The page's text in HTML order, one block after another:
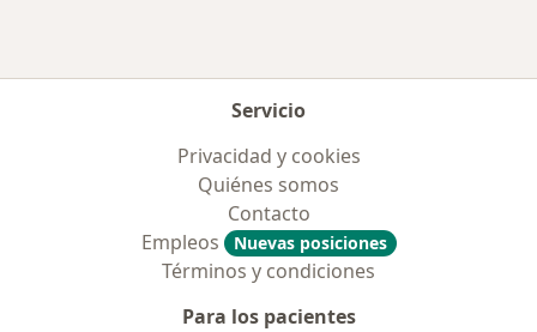
Servicio
Privacidad y cookies
Quiénes somos
Contacto
Empleos
Nuevas posiciones
Términos y condiciones
Para los pacientes